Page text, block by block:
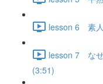
lesson 6 素
lesson 7 なぜ
(3:51)